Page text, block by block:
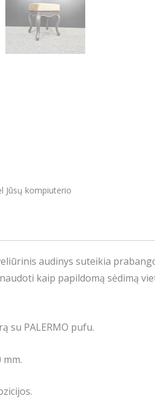
Jūsų kompiuterio
audinys suteikia
kaip papildomą sėdimą
su PALERMO pufu.
mm.